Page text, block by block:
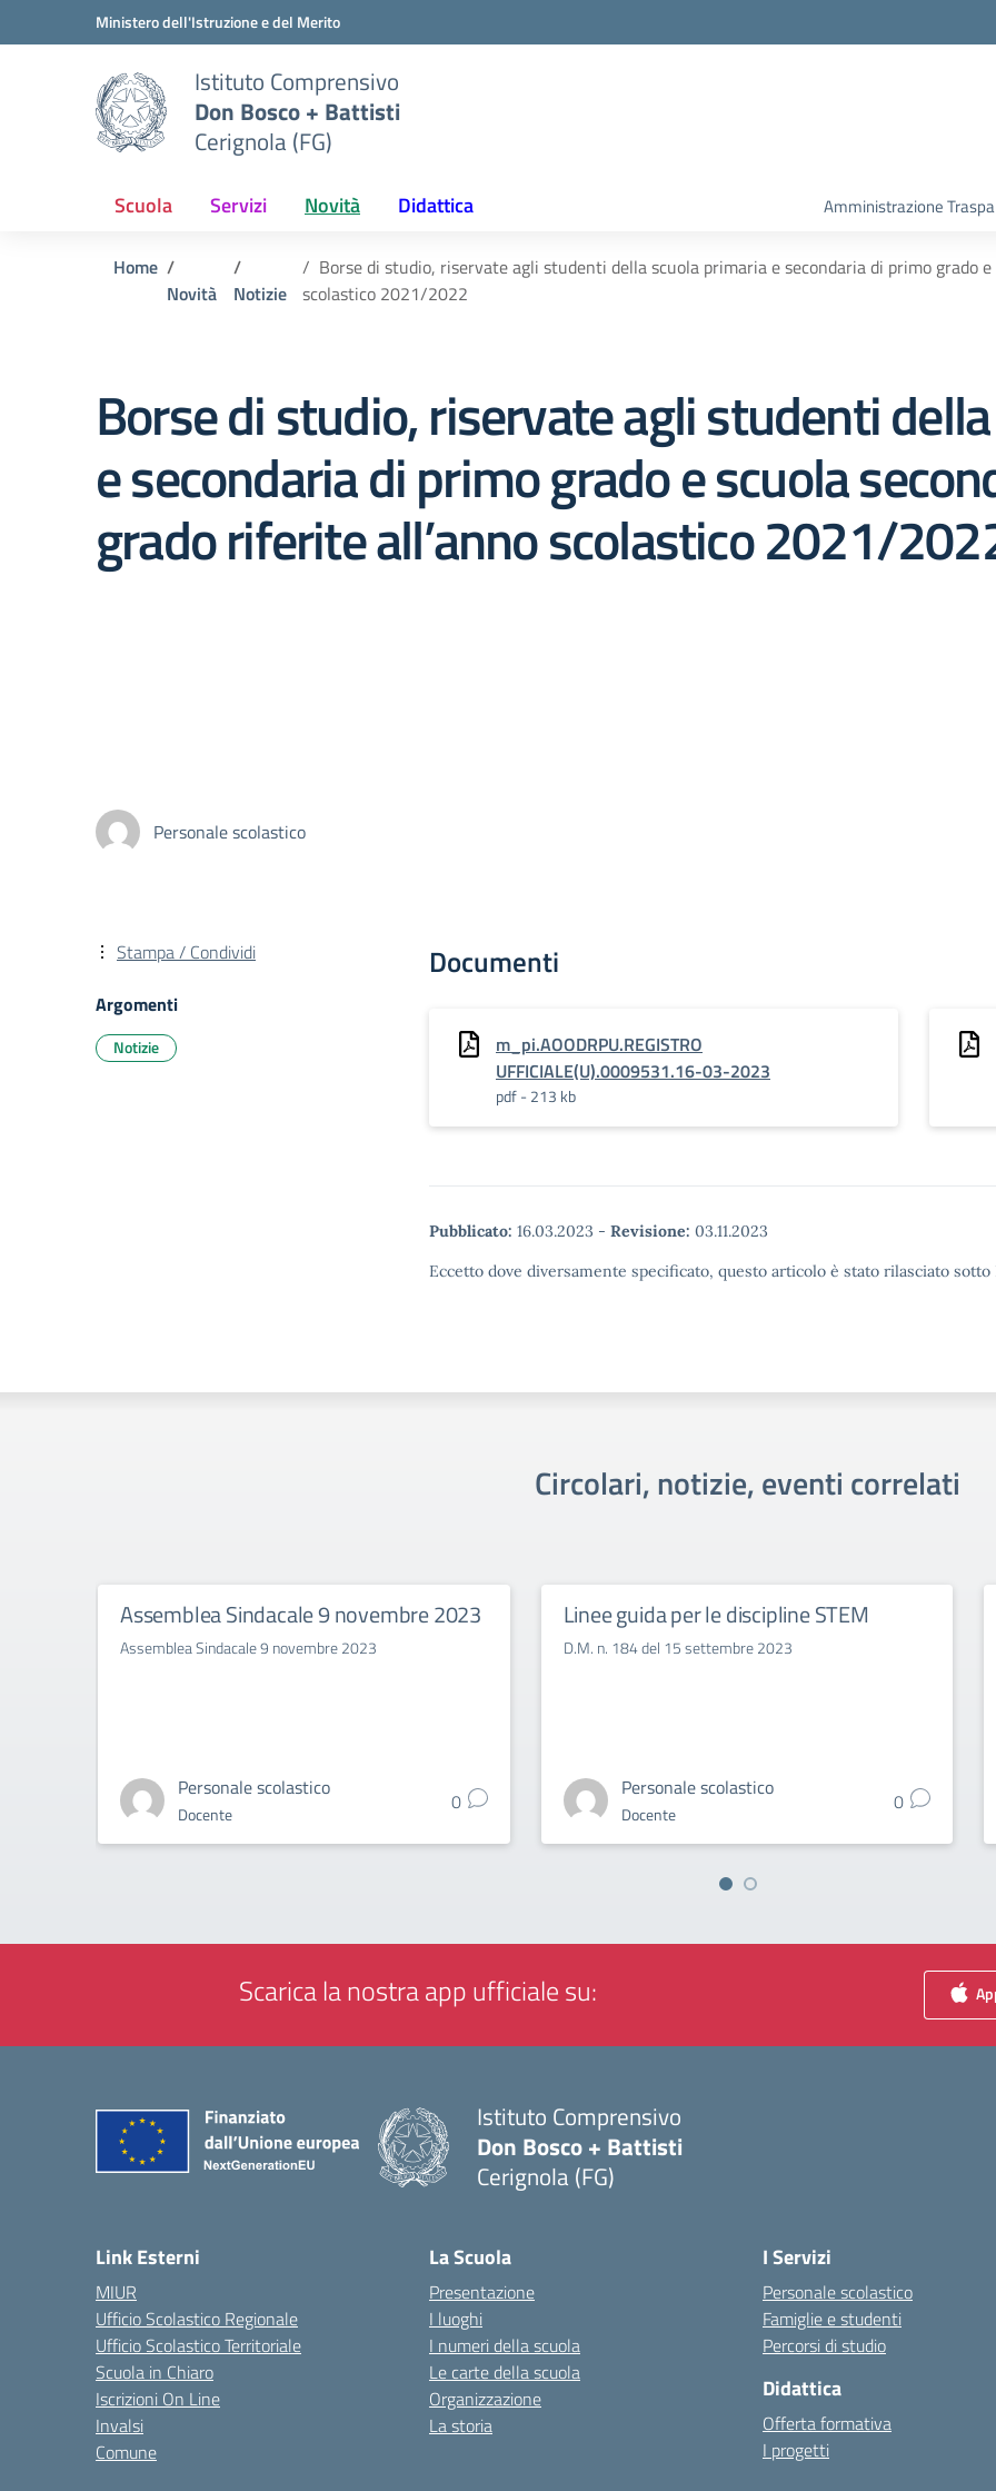
Vai ai contenuti
Vai al menu di navigazioneMinistero dell'Istruzione e del Merito
Istituto Comprensivo
Don Bosco + Battisti
Cerignola (FG)
Scuola Servizi Novità Didattica Amministrazione
Home
Novità
Notizie
Borse di studio, riservate agli studenti della scuola primaria e secondaria di primo grado
scolastico 2021/2022
Borse di studio, riservate agli studenti
e secondaria di primo grado e scuola
grado riferite all’anno scolastico 2021/
Personale scolastico
Documenti
m_pi.AOODRPU.REGISTRO
UFFICIALE(U).0009531.16-03-2023
pdf - 213 kb
Pubblicato: 16.03.2023 - Revisione: 03.11.2023
Eccetto dove diversamente specificato, questo articolo è stato rilasciato
Stampa / Condividi
Argomenti
Notizie
Circolari, notizie, eventi correlati
Assemblea Sindacale 9 novembre 2023
Assemblea Sindacale 9 novembre 2023
Personale scolastico
Docente 0
Linee guida per le discipline STEM
D.M. n. 184 del 15 settembre 2023
Personale scolastico
Docente 0
Scarica la nostra app ufficiale su:
Istituto Comprensivo
Don Bosco + Battisti
Cerignola (FG)
Link Esterni
MIUR
Ufficio Scolastico Regionale
Ufficio Scolastico Territoriale
Scuola in Chiaro
Iscrizioni On Line
Invalsi
Comune
La Scuola
Presentazione
I luoghi
I numeri della scuola
Le carte della scuola
Organizzazione
La storia
I Servizi
Personale scolastico
Famiglie e studenti
Percorsi di studio
Didattica
Offerta formativa
I progetti